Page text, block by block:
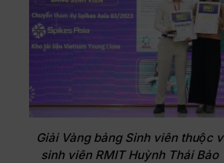
Giải Vàng bảng Sinh viên thuộc
sinh viên RMIT Huỳnh Thái Bảo